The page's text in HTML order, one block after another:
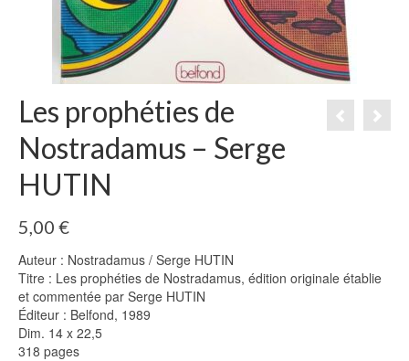
Les prophéties de
Nostradamus – Serge
HUTIN
5,00 €
Auteur : Nostradamus / Serge HUTIN
Titre : Les prophéties de Nostradamus, édition originale établie
et commentée par Serge HUTIN
Éditeur : Belfond, 1989
Dim. 14 x 22,5
318 pages